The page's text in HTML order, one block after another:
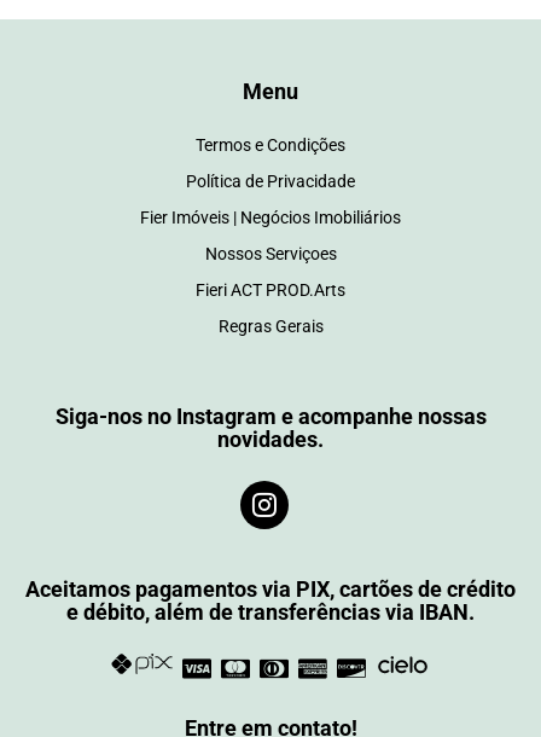
Menu
Termos e Condições
Política de Privacidade
Fier Imóveis | Negócios Imobiliários
Nossos Serviçoes
Fieri ACT PROD.Arts
Regras Gerais
Siga-nos no Instagram e acompanhe nossas
novidades.
Aceitamos pagamentos via PIX, cartões de crédito
e débito, além de transferências via IBAN.
Entre em contato!